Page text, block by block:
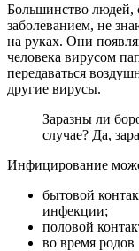
Большинство
заболеванием, не
на руках. Они
человека вирусом
передаваться
другие вирусы.
Заразны ли
случае? Да,
Инфицирование
бытовой
инфекции;
половой
во время родов